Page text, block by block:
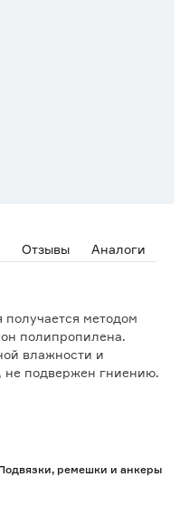
Отзывы Аналоги
получается методом
полипропилена.
влажности и
не подвержен гниению.
бытовых нужд: подвязки
ремешки и анкеры